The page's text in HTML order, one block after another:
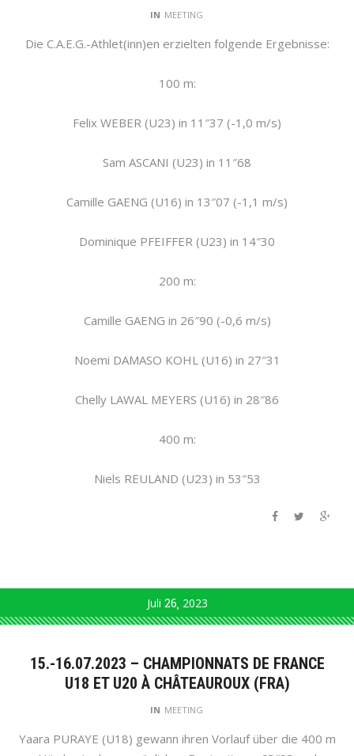
IN MEETING
Die C.A.E.G.-Athlet(inn)en erzielten folgende Ergebnisse:
100 m:
Felix WEBER (U23) in 11″37 (-1,0 m/s)
Sam ASCANI (U23) in 11″68
Camille GAENG (U16) in 13″07 (-1,1 m/s)
Dominique PFEIFFER (U23) in 14″30
200 m:
Camille GAENG in 26″90 (-0,6 m/s)
Noemi DAMASO KOHL (U16) in 27″31
Chelly LAWAL MEYERS (U16) in 28″86
400 m:
Niels REULAND (U23) in 53″53
Juli 26 2023
15.-16.07.2023 – CHAMPIONNATS DE FRANCE
U18 ET U20 À CHÂTEAUROUX (FRA)
IN MEETING
Yaara PURAYE (U18) gewann ihren Vorlauf über die 400 m